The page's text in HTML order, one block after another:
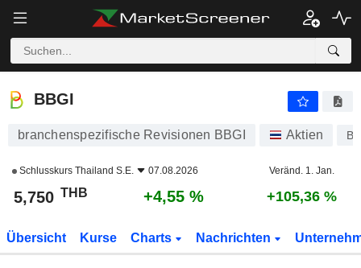
BBGI
BBGI
branchenspezifische Revisionen BBGI Aktien
Schlusskurs Thailand S.E. 07.08.2026 Veränd. 1. Jan.
5,750 THB +4,55 % +105,36 %
Übersicht Kurse Charts Nachrichten